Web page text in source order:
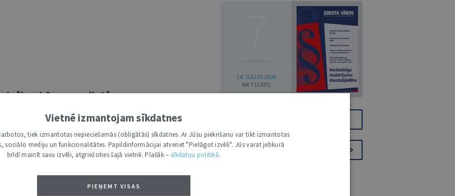
Gazprom lietā
– EST) Virspalāta atbildēja uz Lietuvas
jautājumiem lietā C-536/13 –
gada 13. maijā EST Virspalāta
tiesas (Lietuvos Aukščiausiasis
jautājumiem saistībā ar Stokholmas
(turpmāk – SCC) šķīrējtiesas
14. JŪLIJS 2026
NR 7 (1425)
PIESAKIES VĒSTKOPAI
Vietnē izmantojam sīkdatnes
tiek izmantotas nepieciešamās (obligātās) sīkdatnes. Ar Jūsu piekrišanu var tikt izmantotas
sociālo mediju un funkcionalitātes. Papildinformācijai atveriet "Pielāgot izvēli". Jūs varat jebkurā
brīdī mainīt savu izvēli, atgriežoties šajā vietnē. Plašāk – sīkdatņu politikā.
PIEŅEMT VISAS